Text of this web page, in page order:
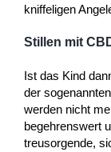
kniffeligen
Stillen mit
Ist das Kind
der sogenannten
werden nicht
begehrenswert
treusorgende,